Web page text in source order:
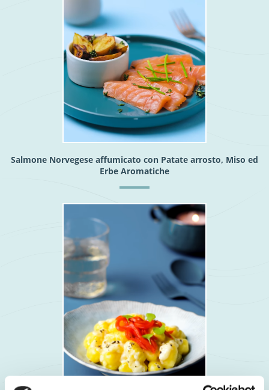
Salmone Norvegese affumicato con Patate arrosto, Miso ed
Erbe Aromatiche